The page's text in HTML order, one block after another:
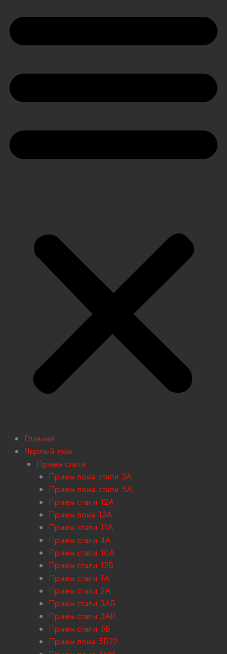
Главная
Черный лом
Прием стали
Прием лома стали 3А
Прием лома стали 5А
Прием стали 12А
Прием лома 13А
Прием стали 11А
Прием стали 4А
Прием стали 10А
Прием стали 12Б
Прием стали 1А
Прием стали 2А
Прием стали 3АБ
Прием стали 3АР
Прием стали 5Б
Прием лома 5Б22